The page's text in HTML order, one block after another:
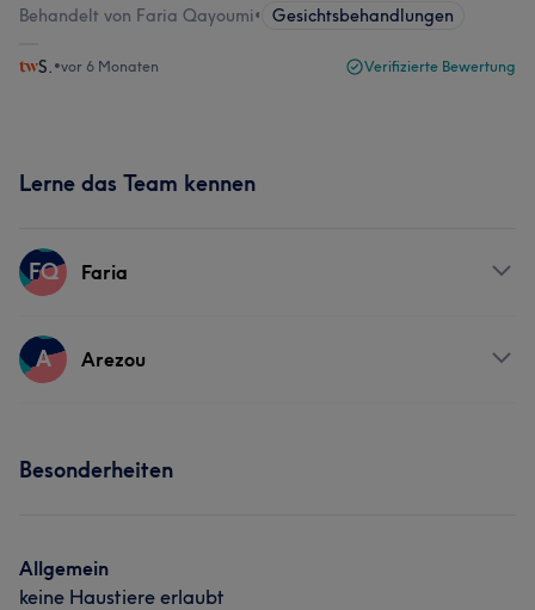
Behandelt von Faria Qayoumi• Gesichtsbehandlungen
S. •vor 6 Monaten Verifizierte Bewertung
Lerne das Team kennen
FQ Faria
Services
A Arezou
Besonderheiten
Allgemein
keine Haustiere erlaubt